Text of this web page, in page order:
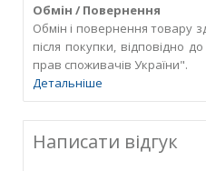
Обмін / Повернення
Обмін і повернення товару
після покупки, відповідно
прав споживачів України".
Детальніше
Написати відгук